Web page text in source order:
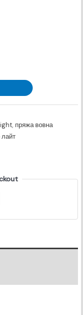
, пряжа вовна